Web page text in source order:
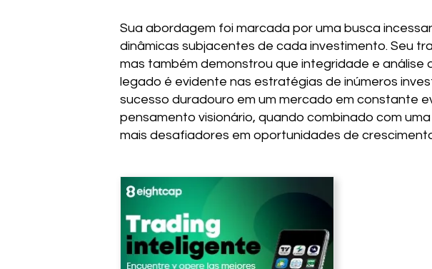
Sua abordagem foi marcada por uma busca
dinâmicas subjacentes de cada investimento. Seu
mas também demonstrou que integridade e análise
legado é evidente nas estratégias de inúmeros
sucesso duradouro em um mercado em constante
pensamento visionário, quando combinado com
mais desafiadores em oportunidades de